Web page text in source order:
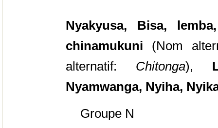
Nyakyusa, Bisa,
chinamukuni (Nom
alternatif: Chitonga),
Nyamwanga, Nyiha,
Groupe N